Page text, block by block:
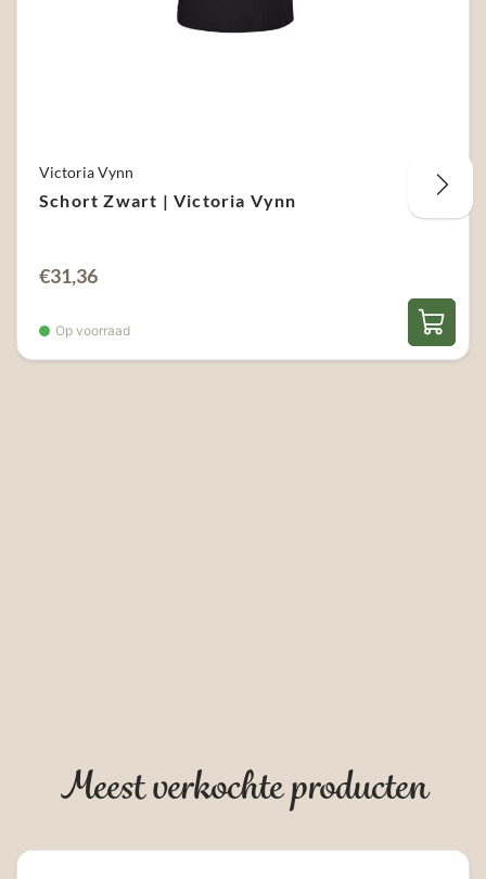
Victoria Vynn
Schort Zwart | Victoria Vynn
€31,36
Op voorraad
Meest verkochte producten